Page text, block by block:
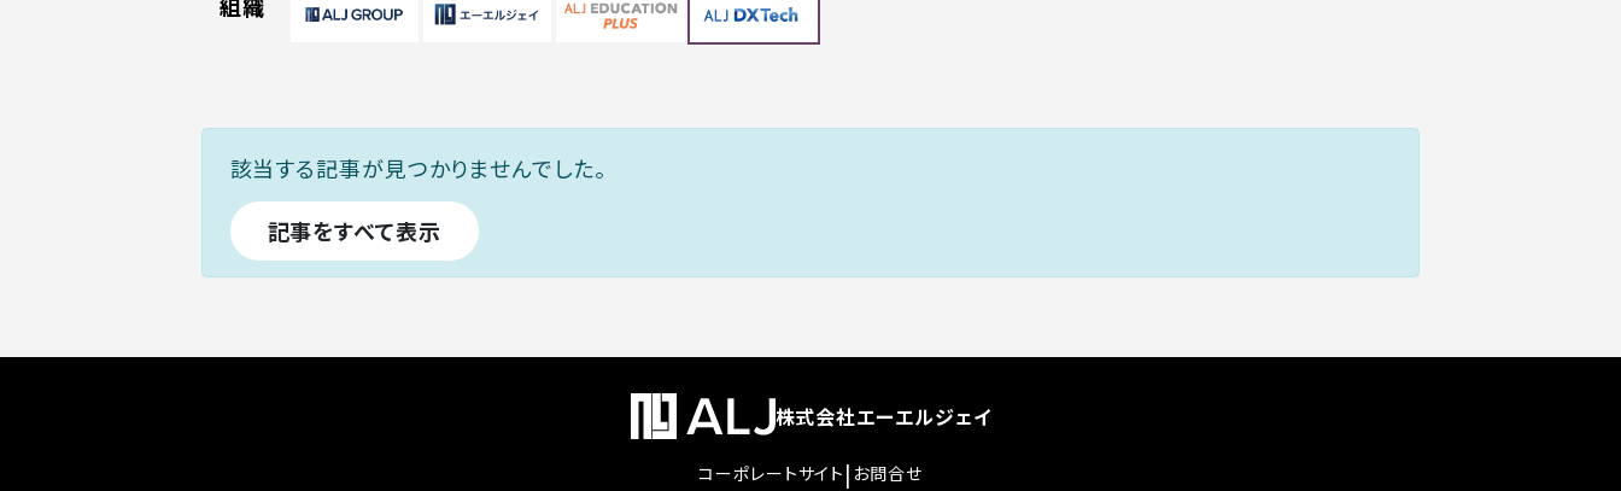
該当する記事が見つかりませんでした。
記事をすべて表示
株式会社エーエルジェイ
コーポレートサイト | お問合せ